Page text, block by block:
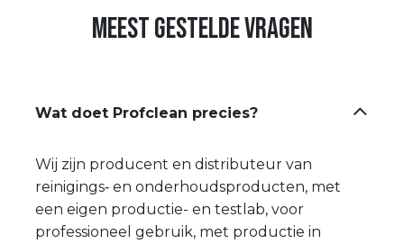
Meest gestelde vragen
Wat doet Profclean precies?
Wij zijn producent en distributeur van
reinigings‑ en onderhoudsproducten, met
een eigen productie- en testlab, voor
professioneel gebruik, met productie in